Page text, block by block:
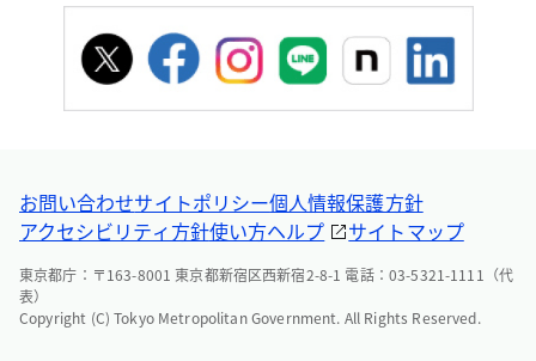
お問い合わせサイトポリシー個人情報保護方針
アクセシビリティ方針使い方ヘルプ サイトマップ
東京都庁：〒163-8001 東京都新宿区西新宿2-8-1 電話：03-5321-1111（代
表）
Copyright (C) Tokyo Metropolitan Government. All Rights Reserved.